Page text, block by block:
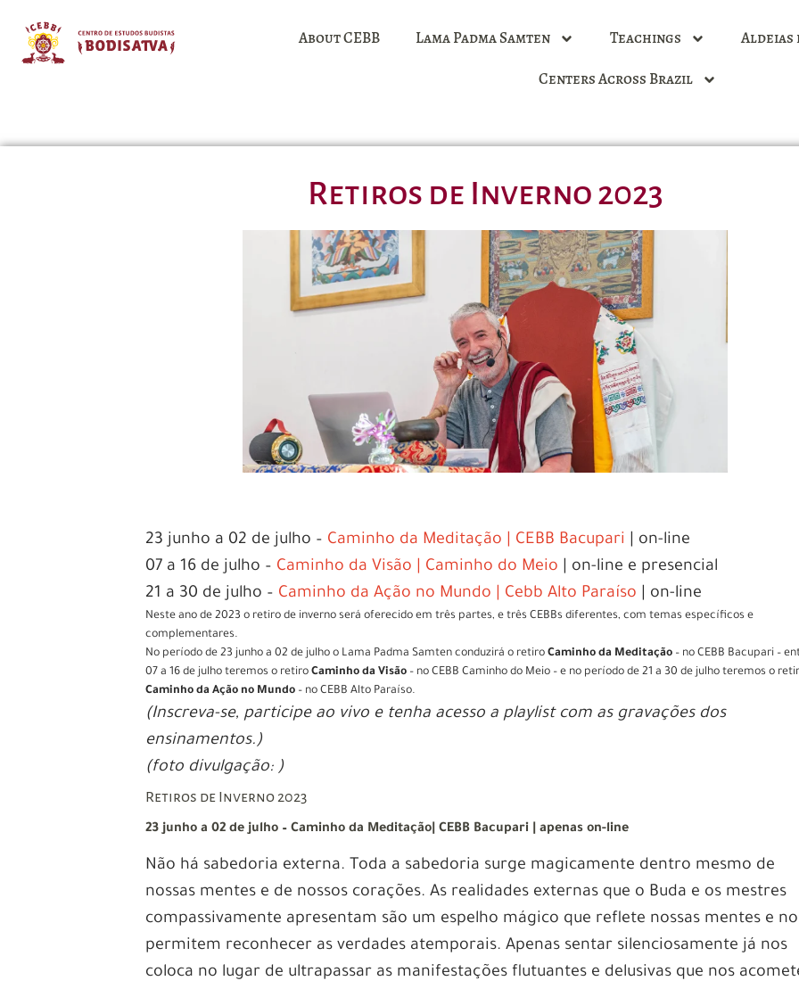
About CEBB Lama Padma Samten Teachings
Aldeias
Centers Across Brazil
Retiros de Inverno 2023
23 junho a 02 de julho – Caminho da Meditação | CEBB Bacupari
| on-line
07 a 16 de julho – Caminho da Visão | Caminho do Meio | on-line e presencial
21 a 30 de julho – Caminho da Ação no Mundo | Cebb Alto Paraíso | on-line
Neste ano de 2023 o retiro de inverno será oferecido em três partes, e três CEBBs diferentes, com temas específicos e
complementares.
No período de 23 junho a 02 de julho o Lama Padma Samten conduzirá o retiroCaminho da Meditação – no CEBB Bacupari –
07 a 16 de julho teremos o retiroCaminho da Visão – no CEBB Caminho do Meio – e no período de 21 a 30 de julho teremos o
Caminho da Ação no Mundo – no CEBB Alto Paraíso.
(Inscreva-se, participe ao vivo e tenha acesso a playlist com as gravações dos
ensinamentos.)
(foto divulgação: )
Retiros de Inverno 2023
23 junho a 02 de julho – Caminho da Meditação| CEBB Bacupari | apenas on-line
Não há sabedoria externa. Toda a sabedoria surge magicamente dentro mesmo de
nossas mentes e de nossos corações. As realidades externas que o Buda e os mestres
compassivamente apresentam são um espelho mágico que reflete nossas mentes e
permitem reconhecer as verdades atemporais. Apenas sentar silenciosamente já nos
coloca no lugar de ultrapassar as manifestações flutuantes e delusivas que nos